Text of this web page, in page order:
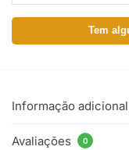
Tem
Informação adicional
Avaliações 0